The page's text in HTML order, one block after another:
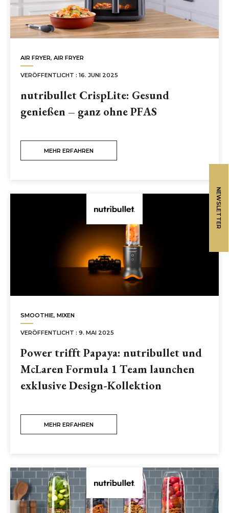
AIR FRYER, AIR FRYER
VERÖFFENTLICHT : 16. JUNI 2025
nutribullet CrispLite: Gesund
genießen – ganz ohne PFAS
MEHR ERFAHREN
SMOOTHIE, MIXEN
VERÖFFENTLICHT : 9. MAI 2025
Power trifft Papaya: nutribullet und
McLaren Formula 1 Team launchen
exklusive Design-Kollektion
MEHR ERFAHREN
NEWSLETTER